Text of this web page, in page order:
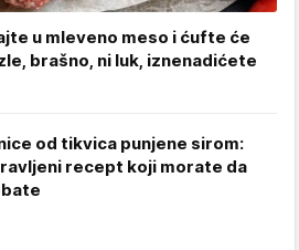
u mleveno meso i ćufte će
brašno, ni luk, iznenadićete
od tikvica punjene sirom:
recept koji morate da